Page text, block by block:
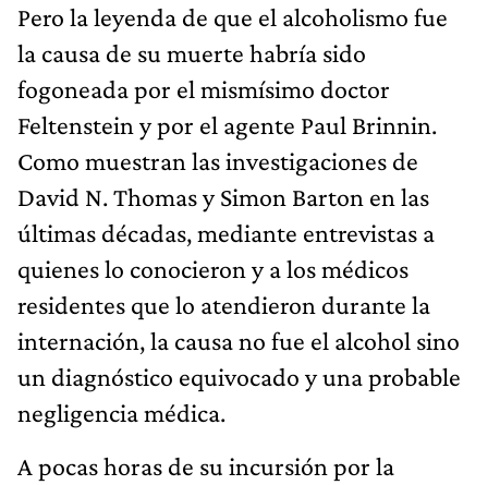
Pero la leyenda de que el alcoholismo fue
la causa de su muerte habría sido
fogoneada por el mismísimo doctor
Feltenstein y por el agente Paul Brinnin.
Como muestran las investigaciones de
David N. Thomas y Simon Barton en las
últimas décadas, mediante entrevistas a
quienes lo conocieron y a los médicos
residentes que lo atendieron durante la
internación, la causa no fue el alcohol sino
un diagnóstico equivocado y una probable
negligencia médica.
A pocas horas de su incursión por la